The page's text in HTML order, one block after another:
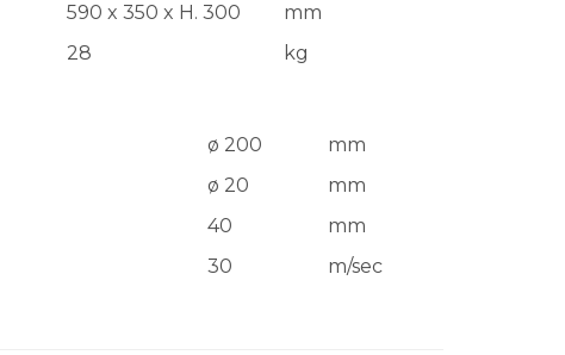
590 x 350 x H. 300
mm
28 kg
ø 200
mm
ø 20
mm
40
mm
30 m/sec